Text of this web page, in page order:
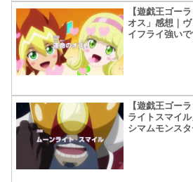
【遊戯王ゴー
オス」感想｜
イフライ強いで
【遊戯王ゴー
ライトスマイ
シマムモンス